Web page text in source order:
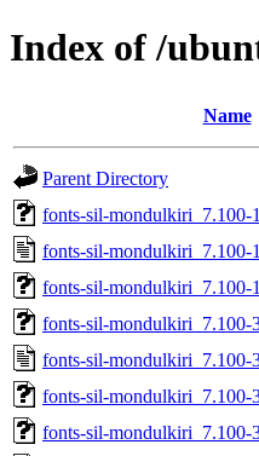
Index of /
Name
Parent Directory
fonts-sil-mondulkiri_7.100-
fonts-sil-mondulkiri_7.100-
fonts-sil-mondulkiri_7.100-
fonts-sil-mondulkiri_7.100-
fonts-sil-mondulkiri_7.100-
fonts-sil-mondulkiri_7.100-
fonts-sil-mondulkiri_7.100-